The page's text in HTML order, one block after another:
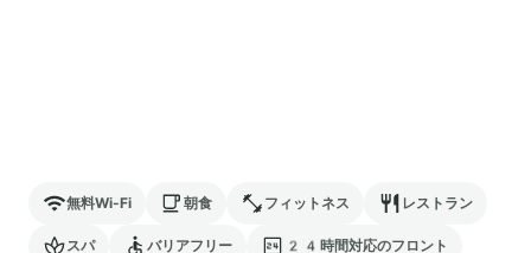
無料Wi-Fi 朝食 フィットネス レストラン
スパ バリアフリー 24時間対応のフロント